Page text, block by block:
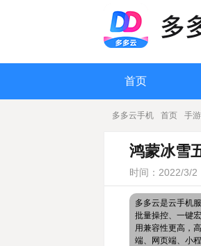
首页
多多云手机 首页 手
鸿蒙冰雪
时间：2022/3/2
多多云是云手机
批量操控、一键
用兼容性更高，
端、网页端、小